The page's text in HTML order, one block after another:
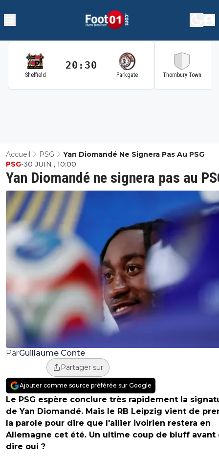
Sheffield
20:30
Parkgate Thornbury Town
Accueil PSG Yan Diomandé Ne Signera Pas Au PSG
Yan Diomandé ne signera pas au
PSG•30 JUIN , 10:00
ParGuillaume Conte
Partager sur
Ajouter comme source préférée sur Google
Le PSG espère conclure très rapidement la
de Yan Diomandé. Mais le RB Leipzig vient de
la parole pour dire que l'ailier ivoirien restera en
Allemagne cet été. Un ultime coup de bluff avant
dire oui ?